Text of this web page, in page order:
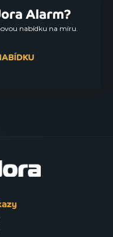
Alarm?
nabídku na míru.